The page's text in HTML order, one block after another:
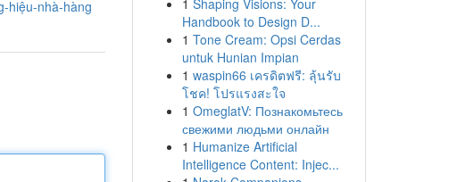
hiệu-nhà-hàng
1 Shaping Visions: Your
Handbook to Design D...
1 Tone Cream: Opsi Cerdas
untuk Hunian Impian
1 waspin66 เครดิตฟรี: ลุ้นรับ
โชค! โปรแรงสะใจ
1 OmeglatV: Познакомьтесь
свежими людьми онлайн
1 Humanize Artificial
Intelligence Content: Injec...